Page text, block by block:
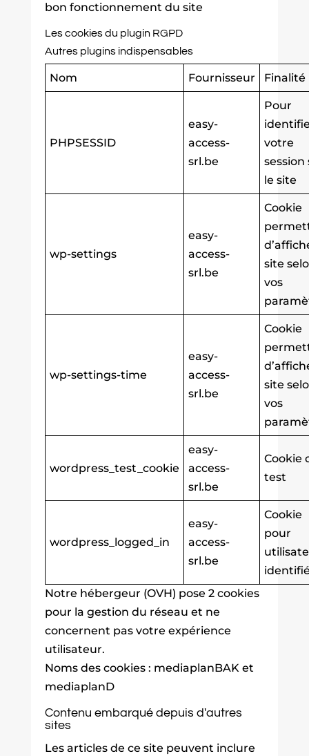
bon fonctionnement du site
Les cookies du plugin RGPD
Autres plugins indispensables
Nom Fournisseur Finalité
PHPSESSID
easy-
access-
srl.be
Pour
votre
session
le site
wp-settings
easy-
access-
srl.be
Cookie
site
vos
wp-settings-time
easy-
access-
srl.be
Cookie
site
vos
wordpress_test_cookie
easy-
access-
srl.be
Cookie
test
wordpress_logged_in
easy-
access-
srl.be
Cookie
pour
Notre hébergeur (OVH) pose 2 cookies
pour la gestion du réseau et ne
concernent pas votre expérience
utilisateur.
Noms des cookies : mediaplanBAK et
mediaplanD
Contenu embarqué depuis d'autres
sites
Les articles de ce site peuvent inclure